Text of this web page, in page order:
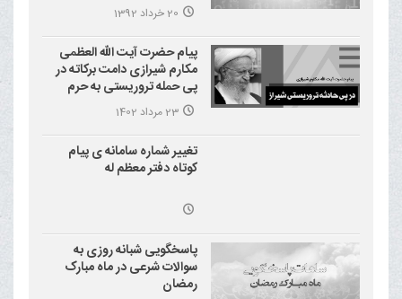
20 خرداد 1392
پیام حضرت آیت الله العظمی
مکارم شیرازی دامت برکاته در
پی حمله تروریستی به حرم
احمد بن موسی علیه السلام
(شاهچراغ)
23 مرداد 1402
تغییر شماره سامانه ی پیام
کوتاه دفتر معظم له
پاسخگویی شبانه روزی به
سوالات شرعی در ماه مبارک
رمضان